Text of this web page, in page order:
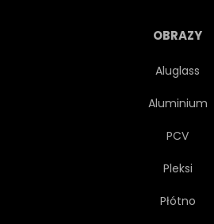
OBRAZY
Aluglass
Aluminium
PCV
Pleksi
Płótno